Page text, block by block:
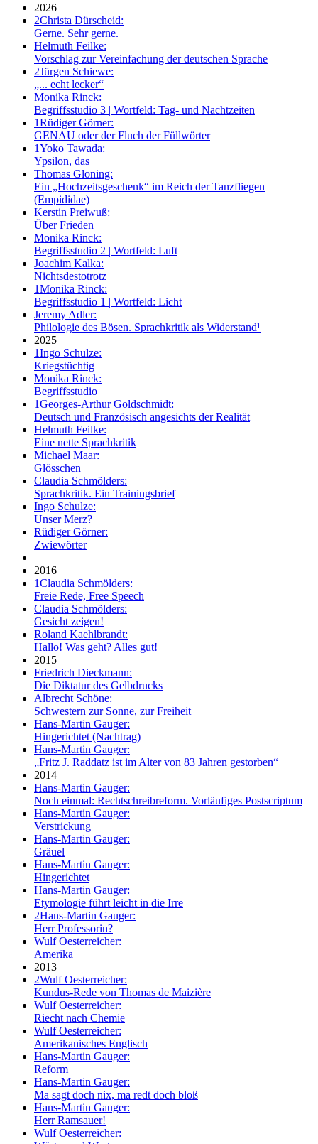
2026
2Christa Dürscheid:
Gerne. Sehr gerne.
Helmuth Feilke:
Vorschlag zur Vereinfachung der deutschen Sprache
2Jürgen Schiewe:
„... echt lecker“
Monika Rinck:
Begriffsstudio 3 | Wortfeld: Tag- und Nachtzeiten
1Rüdiger Görner:
GENAU oder der Fluch der Füllwörter
1Yoko Tawada:
Ypsilon, das
Thomas Gloning:
Ein „Hochzeitsgeschenk“ im Reich der Tanzfliegen
(Empididae)
Kerstin Preiwuß:
Über Frieden
Monika Rinck:
Begriffsstudio 2 | Wortfeld: Luft
Joachim Kalka:
Nichtsdestotrotz
1Monika Rinck:
Begriffsstudio 1 | Wortfeld: Licht
Jeremy Adler:
Philologie des Bösen. Sprachkritik als Widerstand¹
2025
1Ingo Schulze:
Kriegstüchtig
Monika Rinck:
Begriffsstudio
1Georges-Arthur Goldschmidt:
Deutsch und Französisch angesichts der Realität
Helmuth Feilke:
Eine nette Sprachkritik
Michael Maar:
Glösschen
Claudia Schmölders:
Sprachkritik. Ein Trainingsbrief
Ingo Schulze:
Unser Merz?
Rüdiger Görner:
Zwiewörter
2016
1Claudia Schmölders:
Freie Rede, Free Speech
Claudia Schmölders:
Gesicht zeigen!
Roland Kaehlbrandt:
Hallo! Was geht? Alles gut!
2015
Friedrich Dieckmann:
Die Diktatur des Gelbdrucks
Albrecht Schöne:
Schwestern zur Sonne, zur Freiheit
Hans-Martin Gauger:
Hingerichtet (Nachtrag)
Hans-Martin Gauger:
„Fritz J. Raddatz ist im Alter von 83 Jahren gestorben“
2014
Hans-Martin Gauger:
Noch einmal: Rechtschreibreform. Vorläufiges Postscriptum
Hans-Martin Gauger:
Verstrickung
Hans-Martin Gauger:
Gräuel
Hans-Martin Gauger:
Hingerichtet
Hans-Martin Gauger:
Etymologie führt leicht in die Irre
2Hans-Martin Gauger:
Herr Professorin?
Wulf Oesterreicher:
Amerika
2013
2Wulf Oesterreicher:
Kundus-Rede von Thomas de Maizière
Wulf Oesterreicher:
Riecht nach Chemie
Wulf Oesterreicher:
Amerikanisches Englisch
Hans-Martin Gauger:
Reform
Hans-Martin Gauger:
Ma sagt doch nix, ma redt doch bloß
Hans-Martin Gauger:
Herr Ramsauer!
Wulf Oesterreicher: